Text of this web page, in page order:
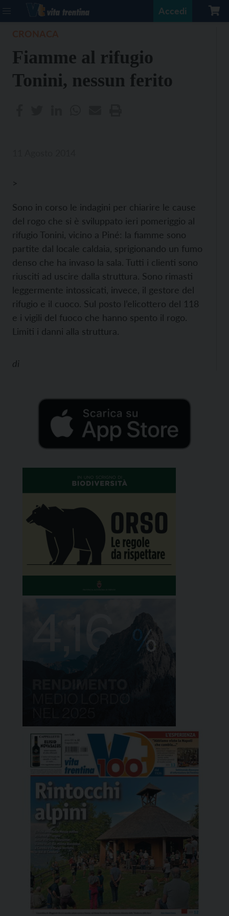
Accedi
Fiamme al rifugio
Tonini, nessun ferito
>
Sono in corso le indagini per chiarire le cause
del rogo che si è sviluppato ieri pomeriggio al
rifugio Tonini, vicino a Piné: la fiamme sono
partite dal locale caldaia, sprigionando un fumo
denso che ha invaso la sala. Tutti i clienti sono
riusciti ad uscire dalla struttura. Sono rimasti
leggermente intossicati, invece, il gestore del
rifugio e il cuoco. Sul posto l’elicottero del 118
e i vigili del fuoco che hanno spento il rogo.
Limiti i danni alla struttura.
di